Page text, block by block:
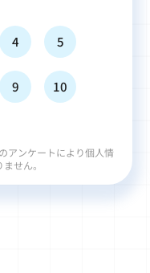
4 5
9 10
アンケートにより個人情
せん。